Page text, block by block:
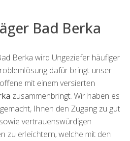
Bad Berka
Berka wird Ungeziefer häufiger
dafür bringt unser
mit einem versierten
zusammenbringt. Wir haben es
Ihnen den Zugang zu gut
vertrauenswürdigen
zu erleichtern, welche mit den